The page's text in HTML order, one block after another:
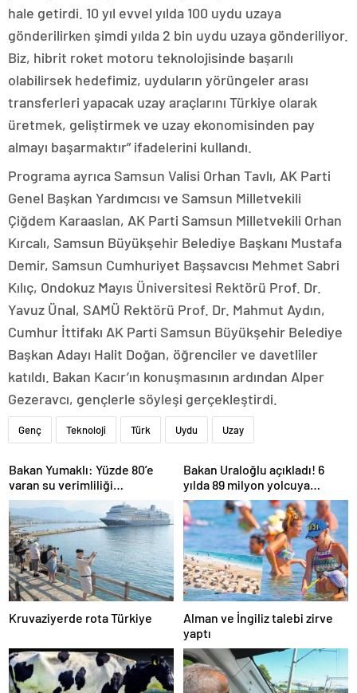
hale getirdi. 10 yıl evvel yılda 100 uydu uzaya
gönderilirken şimdi yılda 2 bin uydu uzaya gönderiliyor.
Biz, hibrit roket motoru teknolojisinde başarılı
olabilirsek hedefimiz, uyduların yörüngeler arası
transferleri yapacak uzay araçlarını Türkiye olarak
üretmek, geliştirmek ve uzay ekonomisinden pay
almayı başarmaktır” ifadelerini kullandı.
Programa ayrıca Samsun Valisi Orhan Tavlı, AK Parti
Genel Başkan Yardımcısı ve Samsun Milletvekili
Çiğdem Karaaslan, AK Parti Samsun Milletvekili Orhan
Kırcalı, Samsun Büyükşehir Belediye Başkanı Mustafa
Demir, Samsun Cumhuriyet Başsavcısı Mehmet Sabri
Kılıç, Ondokuz Mayıs Üniversitesi Rektörü Prof. Dr.
Yavuz Ünal, SAMÜ Rektörü Prof. Dr. Mahmut Aydın,
Cumhur İttifakı AK Parti Samsun Büyükşehir Belediye
Başkan Adayı Halit Doğan, öğrenciler ve davetliler
katıldı. Bakan Kacır’ın konuşmasının ardından Alper
Gezeravcı, gençlerle söyleşi gerçekleştirdi.
Genç Teknoloji Türk Uydu Uzay
Bakan Yumaklı: Yüzde 80’e
varan su verimliliği
sağlayabiliriz
Bakan Uraloğlu açıkladı! 6
yılda 89 milyon yolcuya
hizmet verdi
Kruvaziyerde rota Türkiye
Alman ve İngiliz talebi zirve
yaptı